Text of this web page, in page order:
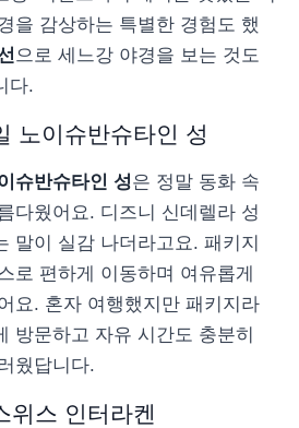
을 감상하는 특별한 경험도 했
으로 세느강 야경을 보는 것도
다.
노이슈반슈타인 성
슈반슈타인 성은 정말 동화 속
다웠어요. 디즈니 신데렐라 성
말이 실감 나더라고요. 패키지
로 편하게 이동하며 여유롭게
요. 혼자 여행했지만 패키지라
방문하고 자유 시간도 충분히
웠답니다.
위스 인터라켄